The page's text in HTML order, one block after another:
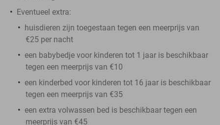
Eventueel extra:
huisdieren zijn toegestaan tegen een meerprijs van
€25 per nacht
een babybedje voor kinderen tot 1 jaar is beschikbaar
tegen een meerprijs van €10
een kinderbed voor kinderen tot 16 jaar is beschikbaar
tegen een meerprijs van €35
een extra volwassen bed is beschikbaar tegen een
meerprijs van €45